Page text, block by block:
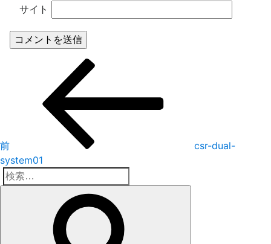
サイト
ビ
ゲ
ー
前
csr-dual-
system01
検